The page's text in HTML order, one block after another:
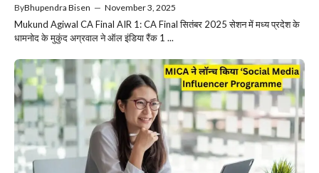
ByBhupendra Bisen — November 3, 2025
Mukund Agiwal CA Final AIR 1: CA Final सितंबर 2025 सेशन में मध्य प्रदेश के
धामनोद के मुकुंद अग्रवाल ने ऑल इंडिया रैंक 1 ...